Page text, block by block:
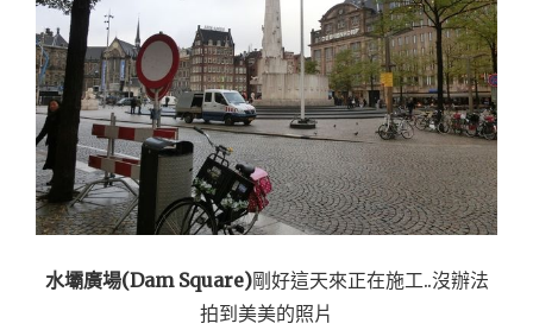
水壩廣場(Dam Square)剛好這天來正在施工..沒辦法
拍到美美的照片